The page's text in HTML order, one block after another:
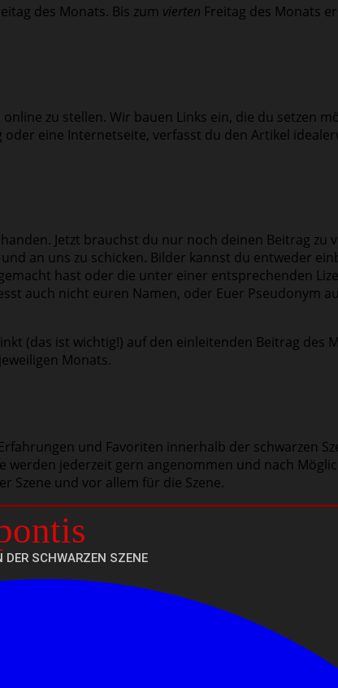
des Monats. Bis zum vierten Freitag des Monats
zu stellen. Wir bauen Links ein, die du setzen
eine Internetseite, verfasst du den Artikel
Jetzt brauchst du nur noch deinen Beitrag zu
an uns zu schicken. Bilder kannst du entweder
hast oder die unter einer entsprechenden
auch nicht euren Namen, oder Euer Pseudonym
(das ist wichtig!) auf den einleitenden Beitrag des
Monats.
und Favoriten innerhalb der schwarzen
jederzeit gern angenommen und nach
Szene und vor allem für die Szene.
DER SCHWARZEN SZENE